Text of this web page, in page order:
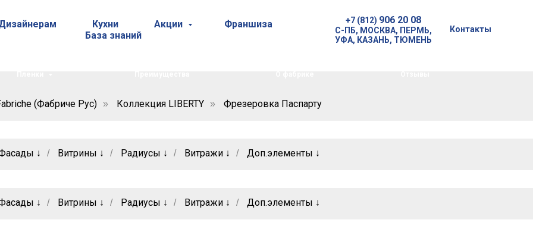
Кухни Акции
Франшиза
База знаний
+7 (812) 906 20 08
С-ПБ, МОСКВА, ПЕРМЬ,
УФА, КАЗАНЬ, ТЮМЕНЬ
Контакты
(Фабриче Рус) » Коллекция LIBERTY » Фрезеровка Паспарту
↓ / Витрины ↓ / Радиусы ↓ / Витражи ↓ / Доп.элементы ↓
↓ / Витрины ↓ / Радиусы ↓ / Витражи ↓ / Доп.элементы ↓